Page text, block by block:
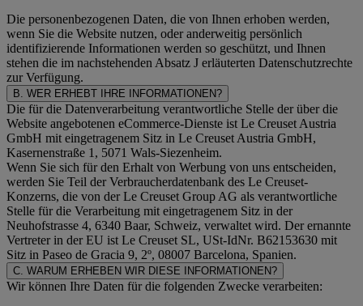
Die personenbezogenen Daten, die von Ihnen erhoben werden,
wenn Sie die Website nutzen, oder anderweitig persönlich
identifizierende Informationen werden so geschützt, und Ihnen
stehen die im nachstehenden Absatz J erläuterten Datenschutzrechte
zur Verfügung.
B. WER ERHEBT IHRE INFORMATIONEN?
Die für die Datenverarbeitung verantwortliche Stelle der über die
Website angebotenen eCommerce-Dienste ist Le Creuset Austria
GmbH mit eingetragenem Sitz in Le Creuset Austria GmbH,
Kasernenstraße 1, 5071 Wals-Siezenheim.
Wenn Sie sich für den Erhalt von Werbung von uns entscheiden,
werden Sie Teil der Verbraucherdatenbank des Le Creuset-
Konzerns, die von der Le Creuset Group AG als verantwortliche
Stelle für die Verarbeitung mit eingetragenem Sitz in der
Neuhofstrasse 4, 6340 Baar, Schweiz, verwaltet wird. Der ernannte
Vertreter in der EU ist Le Creuset SL, USt-IdNr. B62153630 mit
Sitz in Paseo de Gracia 9, 2º, 08007 Barcelona, Spanien.
C. WARUM ERHEBEN WIR DIESE INFORMATIONEN?
Wir können Ihre Daten für die folgenden Zwecke verarbeiten: